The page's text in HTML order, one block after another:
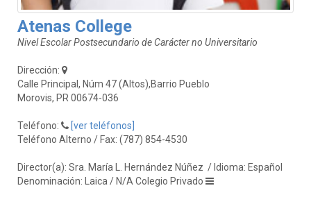
Atenas College
Nivel Escolar Postsecundario de Carácter no Universitario
Dirección:
Calle Principal, Núm 47 (Altos),Barrio Pueblo
Morovis, PR 00674-036
Teléfono:
[ver teléfonos]
Teléfono Alterno / Fax: (787) 854-4530
Director(a): Sra. María L. Hernández Núñez / Idioma: Español
Denominación: Laica / N/A Colegio Privado